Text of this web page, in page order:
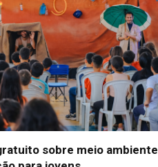
sobre meio ambiente